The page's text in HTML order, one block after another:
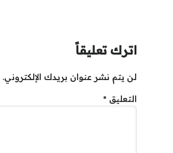
اترك تعليقاً
لن يتم نشر عنوان بريدك الإلكتروني.
التعليق *